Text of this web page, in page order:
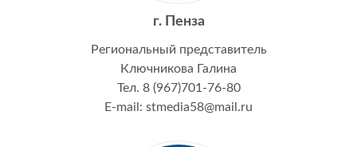
г. Пенза
Региональный представитель
Ключникова Галина
Тел. 8 (967)701-76-80
E-mail: stmedia58@mail.ru